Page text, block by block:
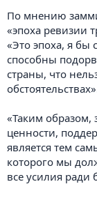
По мнению
«эпоха ревизии
«Это эпоха, я бы
способны
страны, что
«Таким
ценности,
является тем
которого мы
все усилия